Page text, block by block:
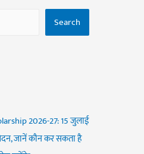
Search
2026-27: 15 जुलाई
जानें कौन कर सकता है